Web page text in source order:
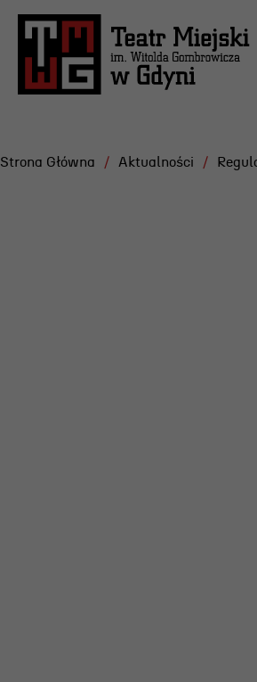
Strona Główna Aktualności